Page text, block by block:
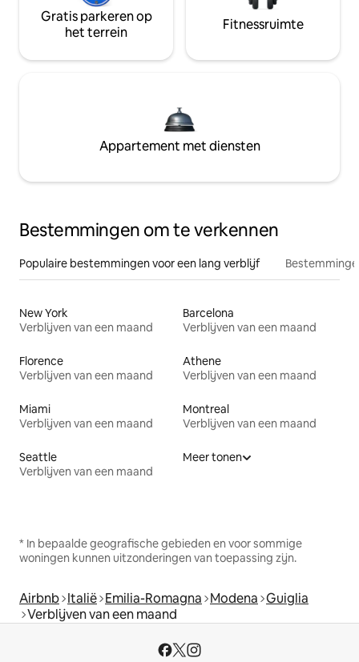
Gratis parkeren op
het terrein
Fitnessruimte
Appartement met diensten
Bestemmingen om te verkennen
Populaire bestemmingen voor een lang verblijf
New York
Verblijven van een maand
Barcelona
Verblijven van een maand
Florence
Verblijven van een maand
Athene
Verblijven van een maand
Miami
Verblijven van een maand
Montreal
Verblijven van een maand
Seattle
Verblijven van een maand
Meer tonen
* In bepaalde geografische gebieden en voor sommige
woningen kunnen uitzonderingen van toepassing zijn.
Airbnb Italië Emilia-Romagna Modena Guiglia
Verblijven van een maand